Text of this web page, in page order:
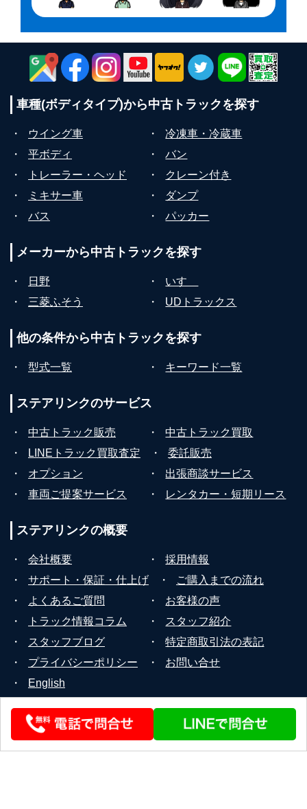
車種(ボディタイプ)から中古トラックを探す
・ ウイング車 ・
冷凍車・冷蔵車
・
平ボディ ・
バン
・
トレーラー・ヘッド ・
クレーン付き
・
ミキサー車 ・
ダンプ
・
バス ・ パッカー
メーカーから中古トラックを探す
・ 日野 ・
いすゞ
・
三菱ふそう ・ UDトラックス
他の条件から中古トラックを探す
・ 型式一覧 ・ キーワード一覧
ステアリンクのサービス
・ 中古トラック販売 ・
中古トラック買取
・
LINEトラック買取査定 ・
委託販売
・
オプション ・
出張商談サービス
・
車両ご提案サービス ・ レンタカー・短期リース
ステアリンクの概要
・ 会社概要 ・
採用情報
・
サポート・保証・仕上げ ・
ご購入までの流れ
・
よくあるご質問 ・
お客様の声
・
トラック情報コラム ・
スタッフ紹介
・
スタッフブログ ・
特定商取引法の表記
・
プライバシーポリシー ・
お問い合せ
・
English
© 2026 STEERLINK Co.,Ltd